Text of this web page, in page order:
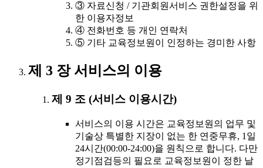
③ 자료신청 / 기관회원서비스 권한설정을 위
한 이용자정보
④ 전화번호 등 개인 연락처
⑤ 기타 교육정보원이 인정하는 경미한 사항
제 3 장 서비스의 이용
제 9 조 (서비스 이용시간)
서비스의 이용 시간은 교육정보원의 업무 및
기술상 특별한 지장이 없는 한 연중무휴, 1일
24시간(00:00-24:00)을 원칙으로 합니다. 다만
정기점검등의 필요로 교육정보원이 정한 날